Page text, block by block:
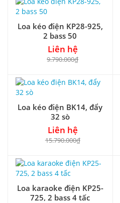
Loa kéo điện KP28-925,
2 bass 50
Liên hệ
9.790.000₫
Loa kéo điện BK14, đẩy
32 sò
Liên hệ
15.790.000₫
Loa karaoke điện KP25-
725, 2 bass 4 tấc